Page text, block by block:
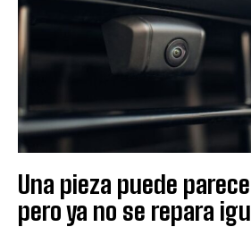
Una pieza puede
pero ya no se repara